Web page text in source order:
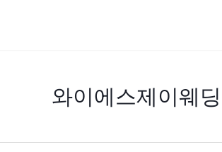
와이에스제이웨